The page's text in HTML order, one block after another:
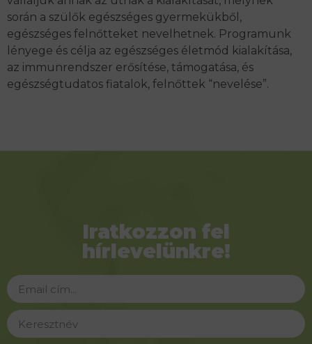
során a szülők egészséges gyermekükből,
egészséges felnőtteket nevelhetnek. Programunk
lényege és célja az egészséges életmód kialakítása,
az immunrendszer erősítése, támogatása, és
egészségtudatos fiatalok, felnőttek “nevelése”.
Iratkozzon fel
hírlevelünkre!